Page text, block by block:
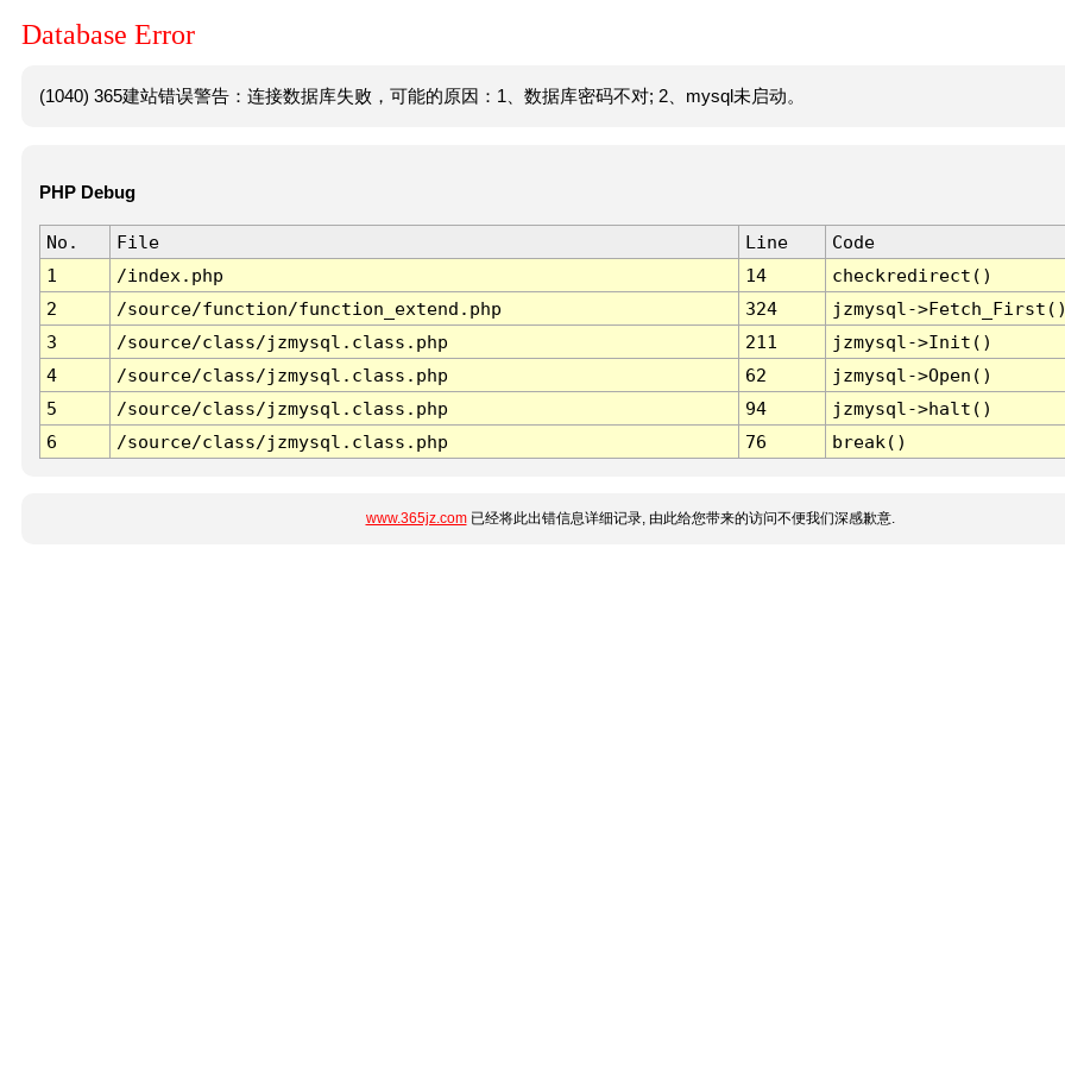
Database Error
(1040) 365建站错误警告：连接数据库失败，可能的原因：1、数据库密码不对; 2、mysql未启动。
PHP Debug
No. File Line
Code
1
/index.php 14
checkredirect()
2
/source/function/function_extend.php 324
jzmysql-
3
/source/class/jzmysql.class.php 211
jzmysql->Init()
4
/source/class/jzmysql.class.php 62
jzmysql->Open()
5
/source/class/jzmysql.class.php 94
jzmysql->halt()
6
/source/class/jzmysql.class.php 76 break()
www.365jz.com已经将此出错信息详细记录, 由此给您带来的访问不便我们深感歉意.